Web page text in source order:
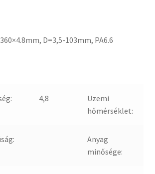
360×4.8mm, D=3,5-103mm, PA6.6
4,8
Üzemi
hőmérséklet:
Anyag
minősége: